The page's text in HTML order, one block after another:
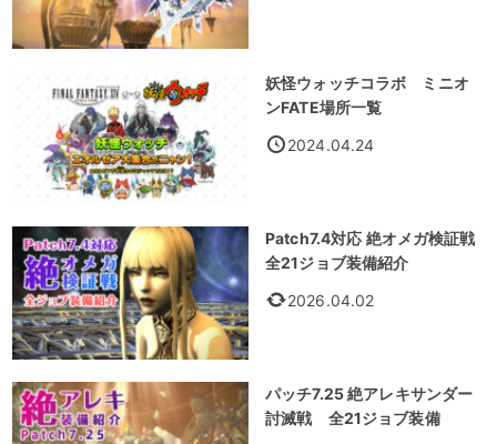
妖怪ウォッチコラボ ミニオ
ンFATE場所一覧
2024.04.24
Patch7.4対応 絶オメガ検証戦
全21ジョブ装備紹介
2026.04.02
パッチ7.25 絶アレキサンダー
討滅戦 全21ジョブ装備